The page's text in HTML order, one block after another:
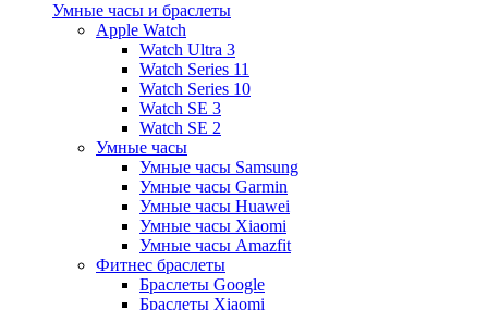
Умные часы и браслеты
Apple Watch
Watch Ultra 3
Watch Series 11
Watch Series 10
Watch SE 3
Watch SE 2
Умные часы
Умные часы Samsung
Умные часы Garmin
Умные часы Huawei
Умные часы Xiaomi
Умные часы Amazfit
Фитнес браслеты
Браслеты Google
Браслеты Xiaomi